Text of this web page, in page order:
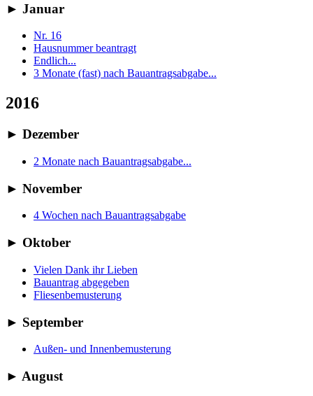
► Januar
Nr. 16
Hausnummer beantragt
Endlich...
3 Monate (fast) nach Bauantragsabgabe...
2016
► Dezember
2 Monate nach Bauantragsabgabe...
► November
4 Wochen nach Bauantragsabgabe
► Oktober
Vielen Dank ihr Lieben
Bauantrag abgegeben
Fliesenbemusterung
► September
Außen- und Innenbemusterung
► August